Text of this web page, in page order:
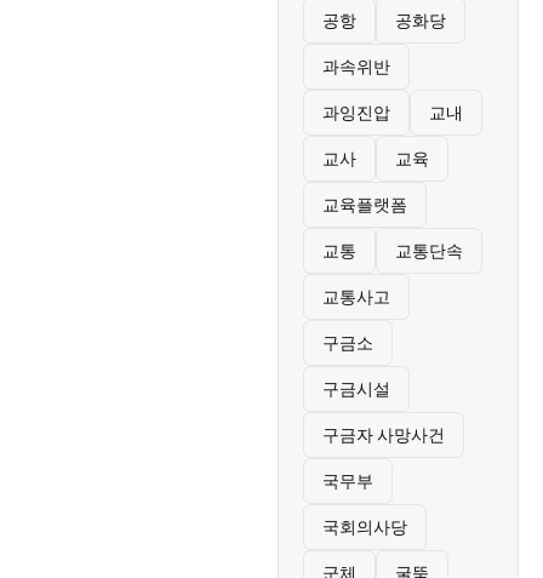
공항 공화당
과속위반
과잉진압 교내
교사 교육
교육플랫폼
교통 교통단속
교통사고
구금소
구금시설
구금자 사망사건
국무부
국회의사당
군체 굴뚝